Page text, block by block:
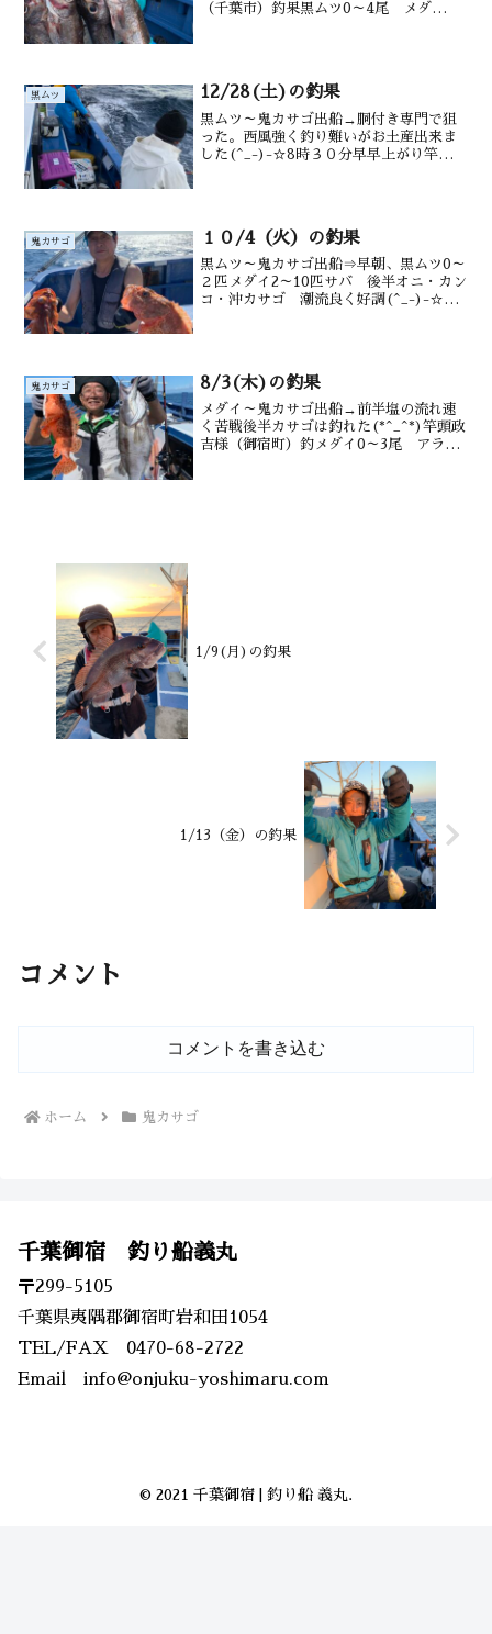
（千葉市）釣果黒ムツ0～4尾 メダ
黒ムツ 12/28(土)の釣果
黒ムツ～鬼カサゴ出船→胴付き専門で狙
った。西風強く釣り難いがお土産出来ま
した(^_-)-☆8時３０分早早上がり竿頭土
鬼カサゴ １０/4（火）の釣果
黒ムツ～鬼カサゴ出船⇒早朝、黒ムツ0～
２匹メダイ2～10匹サバ 後半オニ・カン
コ・沖カサゴ 潮流良く好調(^_-)-☆竿
鬼カサゴ 8/3(木)の釣果
メダイ～鬼カサゴ出船→前半塩の流れ速
く苦戦後半カサゴは釣れた(*^_^*)竿頭政
吉様（御宿町）釣メダイ0～3尾 アラ
1/9(月)の釣果
1/13（金）の釣果
コメント
コメントを書き込む
ホーム 鬼カサゴ
千葉御宿 釣り船義丸
〒299-5105
千葉県夷隅郡御宿町岩和田1054
TEL/FAX 0470-68-2722
Email info@onjuku-yoshimaru.com
© 2021 千葉御宿 | 釣り船 義丸.